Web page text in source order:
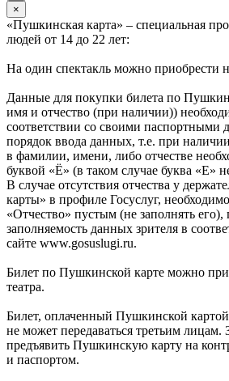
×
«Пушкинская карта» – специальная
людей от 14 до 22 лет:
На один спектакль можно приобрести
Данные для покупки билета по
имя и отчество (при наличии))
соответствии со своими паспортными
порядок ввода данных, т.е. при
в фамилии, имени, либо отчестве
буквой «Ё» (в таком случае буква «Е»
В случае отсутствия отчества у
карты» в профиле Госуслуг,
«Отчество» пустым (не заполнять его),
заполняемость данных зрителя в
сайте www.gosuslugi.ru.
Билет по Пушкинской карте можно
театра.
Билет, оплаченный Пушкинской
не может передаваться третьим лицам.
предъявить Пушкинскую карту на
и паспортом.